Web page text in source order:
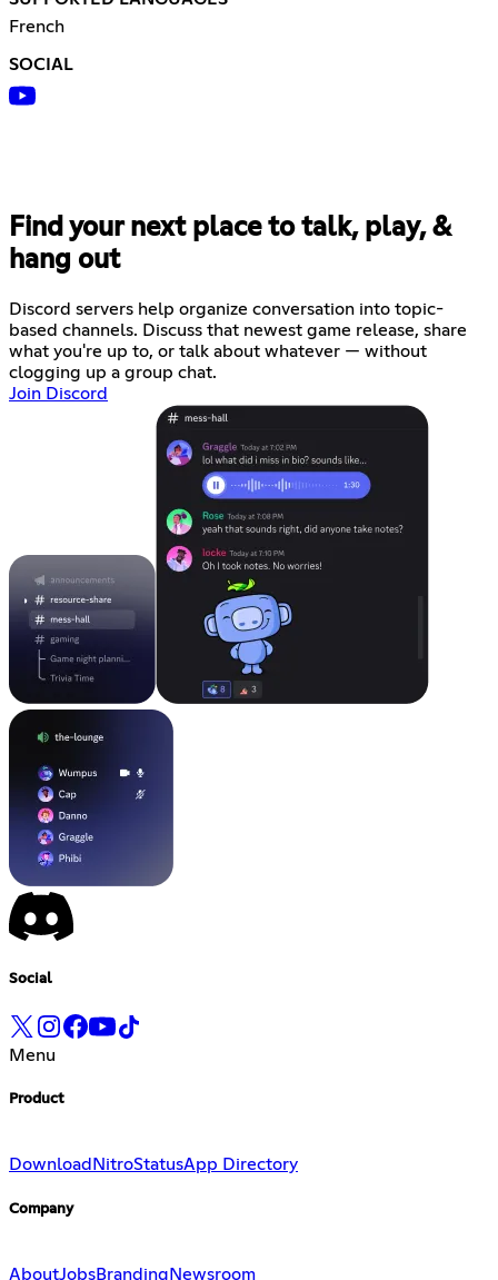
French
SOCIAL
Find your next place to talk, play, &
hang out
Discord servers help organize conversation into topic-
based channels. Discuss that newest game release, share
what you're up to, or talk about whatever — without
clogging up a group chat.
Join Discord
Social
Menu
Product
Download NitroStatusApp Directory
Company
AboutJobsBranding Newsroom